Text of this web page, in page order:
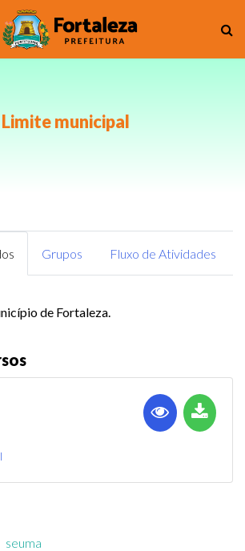
Limite municipal
Grupos Fluxo de Atividades
de Fortaleza.
seuma